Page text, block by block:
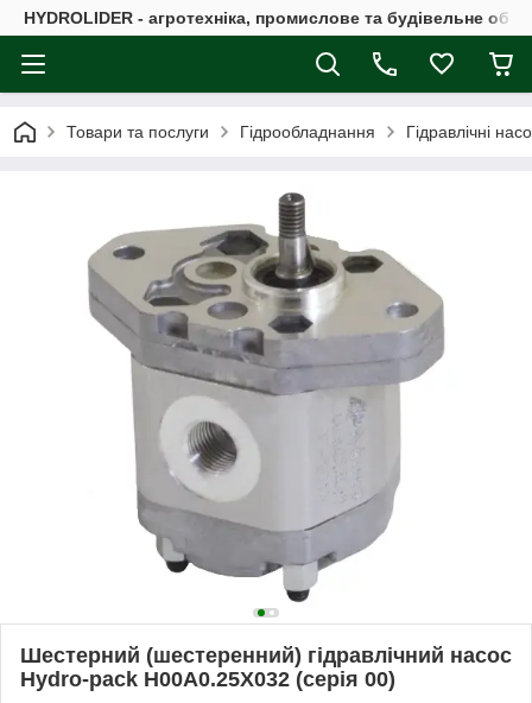
HYDROLIDER - агротехніка, промислове та будівельне
Товари та послуги Гідрообладнання Гідравлічні
Шестерний (шестеренний) гідравлічний насос
Hydro-pack H00A0.25X032 (серія 00)